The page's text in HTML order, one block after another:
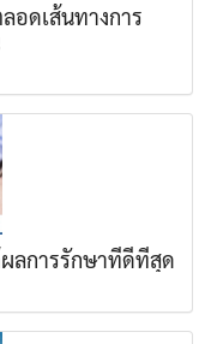
อดเส้นทางการ
ลการรักษาที่ดีที่สุด